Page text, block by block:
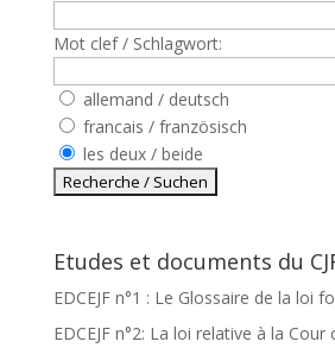
Mot clef / Schlagwort:
allemand / deutsch
francais / französisch
les deux / beide
Etudes et documents du
EDCEJF n°1 : Le Glossaire de la loi
EDCEJF n°2: La loi relative à la